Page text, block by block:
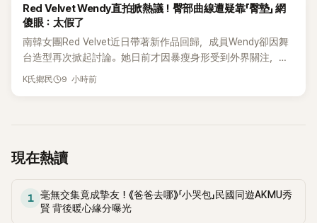
K-POP
Red Velvet Wendy直拍掀熱議！臀部曲線遭疑靠「臀墊」 網
傻眼：太假了
南韓女團Red Velvet近日帶著新作品回歸，成員Wendy卻因舞
台造型再次掀起討論。她日前才因暴瘦身形受到外界關注，又
被質疑在舞台上使用臀墊，如今最新打歌舞台曝光後，再度因
K氏鄉民 9 小時前
現在熱讀
1
毫無交集竟成摯友！《爸爸去哪》「小哭包」民國同遊AKMU秀
賢 背後暖心緣分曝光